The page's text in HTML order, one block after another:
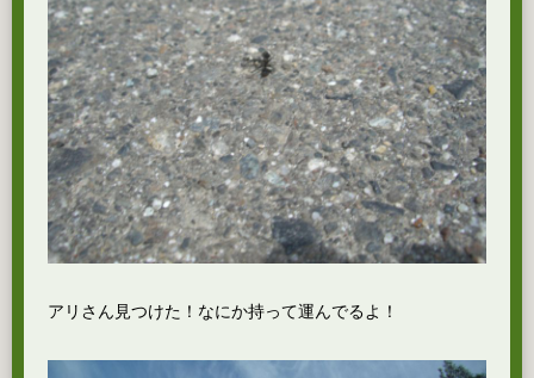
アリさん見つけた！なにか持って運んでるよ！